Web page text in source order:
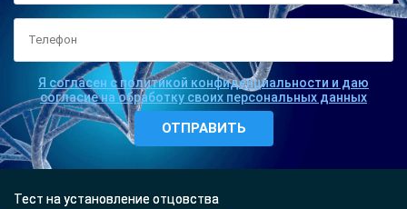
Я согласен с политикой конфиденциальности и даю
согласие на обработку своих персональных данных
Тест на установление отцовства